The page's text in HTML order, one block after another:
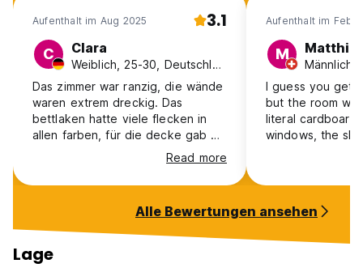
Aufenthalt im Aug 2025 3.1
C Clara
Weiblich, 25-30, Deutschland
Das zimmer war ranzig, die wände
waren extrem dreckig. Das
bettlaken hatte viele flecken in
allen farben, für die decke gab es
keinen überzug (hab ich nicht
benutzt). Trotz eines weiteren
bettlakens und einem handtuch
stunde überall juckenden
Ausschlag. Dazu kommt dass das
personal extrem laut in der lobby
Videos geschaut und Kinder
Read more
Aufenthalt im Feb
M
I guess you get
but the room
literal cardboard
windows, the
very friendly
worked well.
water there,
Alle Bewertungen ansehen
Lage